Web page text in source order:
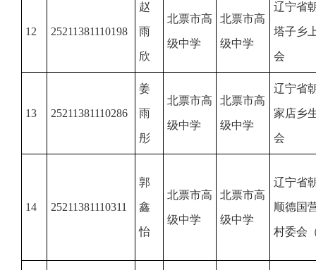
12 25211381110198
赵
雨
欣
北票市高
级中学
北票市高
级中学
辽宁省
塔子乡
会
13 25211381110286
姜
雨
彤
北票市高
级中学
北票市高
级中学
辽宁省
家店乡
会
14 25211381110311
郭
鑫
怡
北票市高
级中学
北票市高
级中学
辽宁省
顺德国
村委会